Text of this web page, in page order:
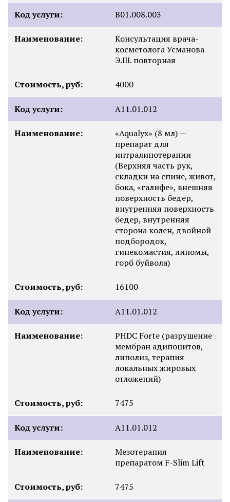
Код услуги: B01.008.003
Наименование:
Консультация врача-
косметолога Усманова
Э.Ш. повторная
Стоимость, руб: 4000
Код услуги: А11.01.012
Наименование:
«Aqualyx» (8 мл) —
препарат для
интралипотерапии
(Верхняя часть рук,
складки на спине, живот,
бока, «галифе», внешняя
поверхность бедер,
внутренняя поверхность
бедер, внутренняя
сторона колен, двойной
подбородок,
гинекомастия, липомы,
горб буйвола)
Стоимость, руб: 16100
Код услуги: А11.01.012
Наименование:
PHDC Forte (разрушение
мембран адипоцитов,
липолиз, терапия
локальных жировых
отложений)
Стоимость, руб: 7475
Код услуги: А11.01.012
Наименование:
Мезотерапия
препаратом F-Slim Lift
Стоимость, руб: 7475